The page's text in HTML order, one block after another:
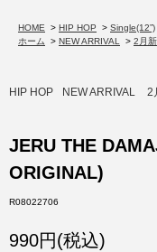
HOME > HIP HOP > Single(12”)
ホーム
> NEW ARRIVAL > 2月
HIP HOP NEW ARRIVAL 2
JERU THE
ORIGINAL)
R08022706
990円(税込)